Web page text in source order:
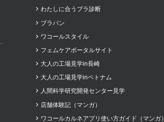
わたしに合うブラ診断
ブラパン
ワコールスタイル
フェムケアポータルサイト
大人の工場見学in長崎
大人の工場見学inベトナム
人間科学研究開発センター見学
店舗体験記（マンガ）
ワコールカルネアプリ使い方ガイド（マンガ）